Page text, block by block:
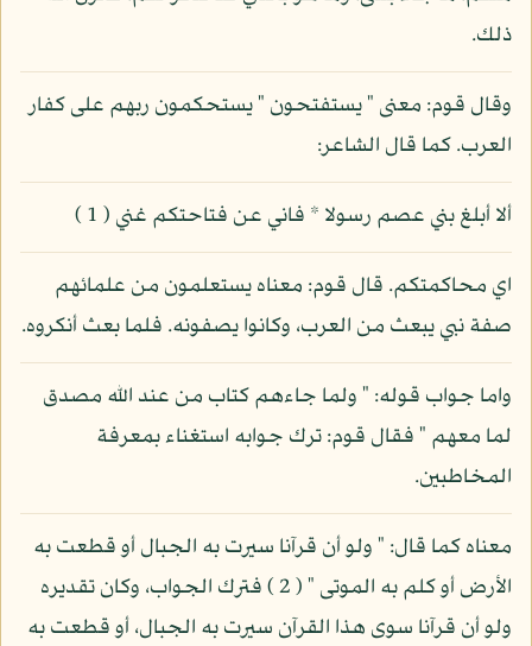
ذلك.
وقال قوم: معنى " يستفتحون " يستحكمون ربهم على كفار
العرب. كما قال الشاعر:
ألا أبلغ بني عصم رسولا * فاني عن فتاحتكم غني ( 1 )
اي محاكمتكم. قال قوم: معناه يستعلمون من علمائهم
صفة نبي يبعث من العرب، وكانوا يصفونه. فلما بعث أنكروه.
واما جواب قوله: " ولما جاءهم كتاب من عند الله مصدق
لما معهم " فقال قوم: ترك جوابه استغناء بمعرفة
المخاطبين.
معناه كما قال: " ولو أن قرآنا سيرت به الجبال أو قطعت به
الأرض أو كلم به الموتى " ( 2 ) فترك الجواب، وكان تقديره
ولو أن قرآنا سوى هذا القرآن سيرت به الجبال، أو قطعت به